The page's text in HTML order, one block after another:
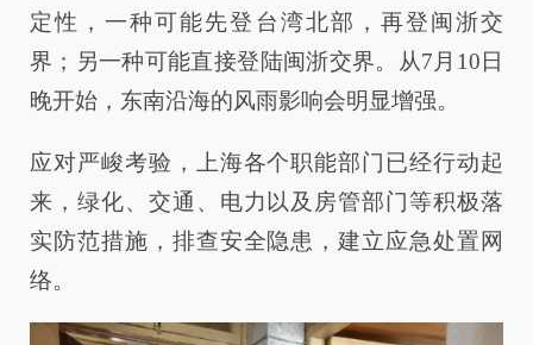
定性，一种可能先登台湾北部，再登闽浙交
界；另一种可能直接登陆闽浙交界。从7月10日
晚开始，东南沿海的风雨影响会明显增强。
应对严峻考验，上海各个职能部门已经行动起
来，绿化、交通、电力以及房管部门等积极落
实防范措施，排查安全隐患，建立应急处置网
络。